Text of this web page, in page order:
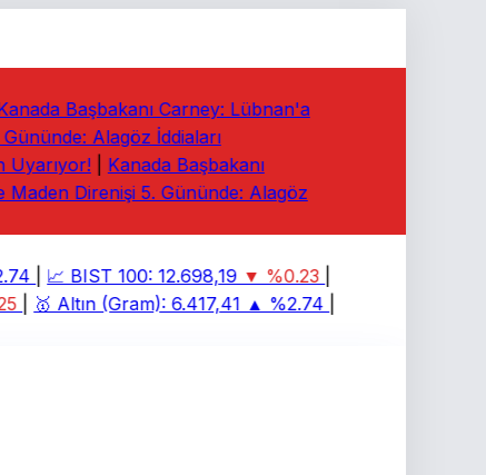
Başbakanı Carney: Lübnan'a
Alagöz İddiaları
|
Kanada Başbakanı
Direnişi 5. Gününde: Alagöz
| 📈 BIST 100: 12.698,19 ▼ %0.23 |
| 🥇 Altın (Gram): 6.417,41 ▲ %2.74 |